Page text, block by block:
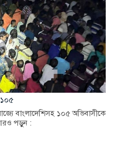
১০৫
বাংলাদেশিসহ ১০৫ অভিবাসীকে
পড়ুন :